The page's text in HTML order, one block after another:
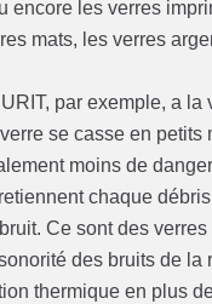
encore les verres
mats, les verres
par exemple, a la
se casse en
moins de
chaque
Ce sont des
des bruits de
thermique en plus